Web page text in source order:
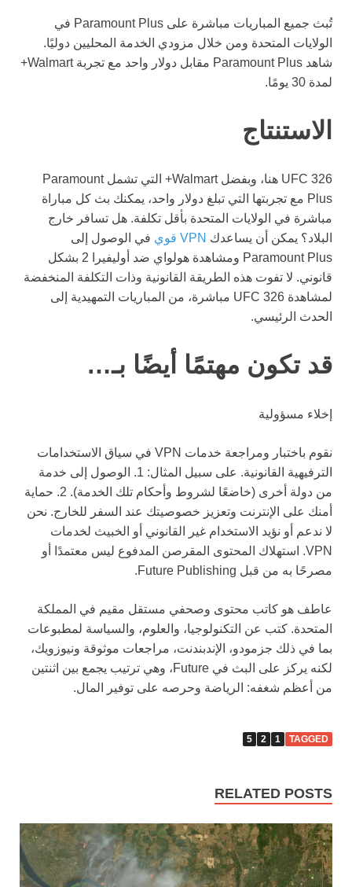
تُبث جميع المباريات مباشرة على Paramount Plus في
الولايات المتحدة ومن خلال مزودي الخدمة المحليين دوليًا.
شاهد Paramount Plus مقابل دولار واحد مع تجربة Walmart+
لمدة 30 يومًا.
الاستنتاج
UFC 326 هنا، وبفضل Walmart+ التي تشمل Paramount
Plus مع تجربتها التي تبلغ دولار واحد، يمكنك بث كل مباراة
مباشرة في الولايات المتحدة بأقل تكلفة. هل تسافر خارج
البلاد؟ يمكن أن يساعدك VPN قوي
في الوصول إلى
Paramount Plus ومشاهدة هولواي ضد أوليفيرا 2 بشكل
قانوني. لا تفوت هذه الطريقة القانونية وذات التكلفة المنخفضة
لمشاهدة UFC 326 مباشرة، من المباريات التمهيدية إلى
الحدث الرئيسي.
قد تكون مهتمًا أيضًا بـ…
إخلاء مسؤولية
نقوم باختبار ومراجعة خدمات VPN في سياق الاستخدامات
الترفيهية القانونية. على سبيل المثال: 1. الوصول إلى خدمة
من دولة أخرى (خاضعًا لشروط وأحكام تلك الخدمة). 2. حماية
أمنك على الإنترنت وتعزيز خصوصيتك عند السفر للخارج. نحن
لا ندعم أو نؤيد الاستخدام غير القانوني أو الخبيث لخدمات
VPN. استهلاك المحتوى المقرصن المدفوع ليس معتمدًا أو
مصرحًا به من قبل Future Publishing.
عاطف هو كاتب محتوى وصحفي مستقل مقيم في المملكة
المتحدة. كتب عن التكنولوجيا، والعلوم، والسياسة لمطبوعات
بما في ذلك جزمودو، الإندبندنت، مراجعات موثوقة ونيوزويك،
لكنه يركز على البث في Future، وهي ترتيب يجمع بين اثنتين
من أعظم شغفه: الرياضة وحرصه على توفير المال.
TAGGED
1
2
5
RELATED POSTS